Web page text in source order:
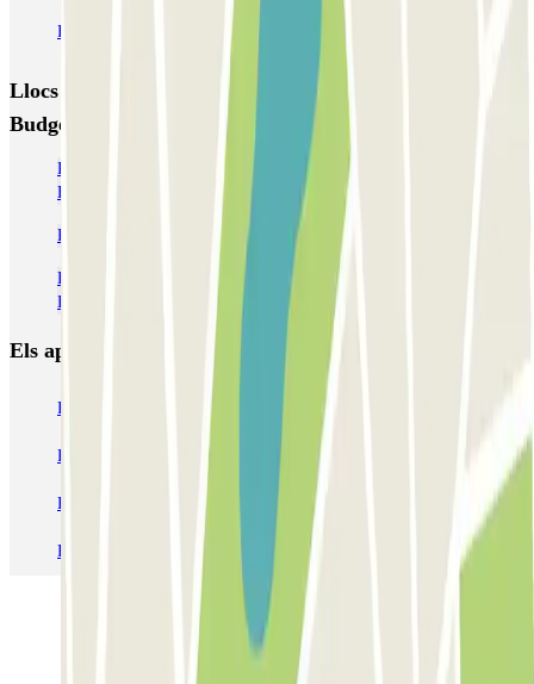
Flypark Lyon - Aéroport Saint-Exupéry
Llocs i esdeveniments interessants a prop de Elit
Budget - Navette - Aéroport de Lyon
Pàrquings a prop de la Terminal 1 de l'Aeroport de Lió-Saint
Exupéry (LYS)
Pàrquings a l'Aeroport de Lió-Saint Exupéry (LYS)
Pàrquings a prop de la Terminal 2 de l'Aeroport de Lió-Saint
Exupéry (LYS)
Els aparcaments més reservats
Pàrquing a Barcelona
Pàrquing a Aeroport de Barcelona-El Prat (BCN)
Pàrquing T1 AENA Aeropuerto Barcelona-El Prat Pàrquing a Paris
Pàrquing a Madrid Pàrquing a Venecia